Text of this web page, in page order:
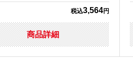
税込3,564円
商品詳細